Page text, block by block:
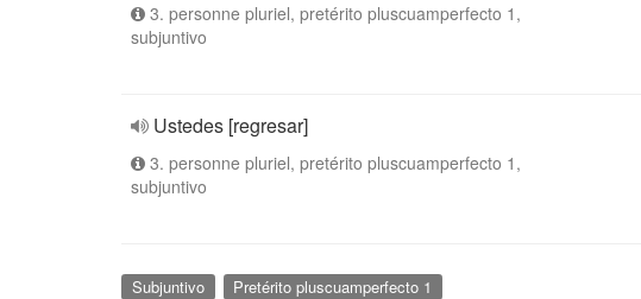
3. personne pluriel, pretérito pluscuamperfecto 1,
subjuntivo
Ustedes [regresar]
3. personne pluriel, pretérito pluscuamperfecto 1,
subjuntivo
Subjuntivo Pretérito pluscuamperfecto 1